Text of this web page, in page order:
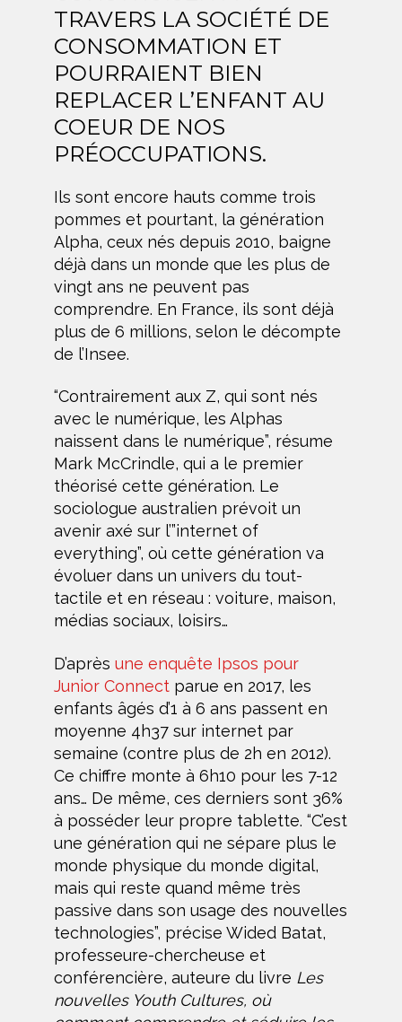
TRAVERS LA SOCIÉTÉ DE
CONSOMMATION ET
POURRAIENT BIEN
REPLACER L’ENFANT AU
COEUR DE NOS
PRÉOCCUPATIONS.
Ils sont encore hauts comme trois
pommes et pourtant, la génération
Alpha, ceux nés depuis 2010, baigne
déjà dans un monde que les plus de
vingt ans ne peuvent pas
comprendre. En France, ils sont déjà
plus de 6 millions, selon le décompte
de l’Insee.
“Contrairement aux Z, qui sont nés
avec le numérique, les Alphas
naissent dans le numérique”, résume
Mark McCrindle, qui a le premier
théorisé cette génération. Le
sociologue australien prévoit un
avenir axé sur l’”internet of
everything”, où cette génération va
évoluer dans un univers du tout-
tactile et en réseau : voiture, maison,
médias sociaux, loisirs…
D’après une enquête Ipsos pour
Junior Connect parue en 2017, les
enfants âgés d’1 à 6 ans passent en
moyenne 4h37 sur internet par
semaine (contre plus de 2h en 2012).
Ce chiffre monte à 6h10 pour les 7-12
ans… De même, ces derniers sont 36%
à posséder leur propre tablette. “C’est
une génération qui ne sépare plus le
monde physique du monde digital,
mais qui reste quand même très
passive dans son usage des nouvelles
technologies”, précise Wided Batat,
professeure-chercheuse et
conférencière, auteure du livre Les
nouvelles Youth Cultures, où